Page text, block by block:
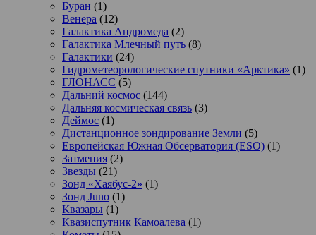
Буран (1)
Венера (12)
Галактика Андромеда (2)
Галактика Млечный путь (8)
Галактики (24)
Гидрометеорологические спутники «Арктика» (1)
ГЛОНАСС (5)
Дальний космос (144)
Дальняя космическая связь (3)
Деймос (1)
Дистанционное зондирование Земли (5)
Европейская Южная Обсерватория (ESO) (1)
Затмения (2)
Звезды (21)
Зонд «Хаябус-2» (1)
Зонд Juno (1)
Квазары (1)
Квазиспутник Камоалева (1)